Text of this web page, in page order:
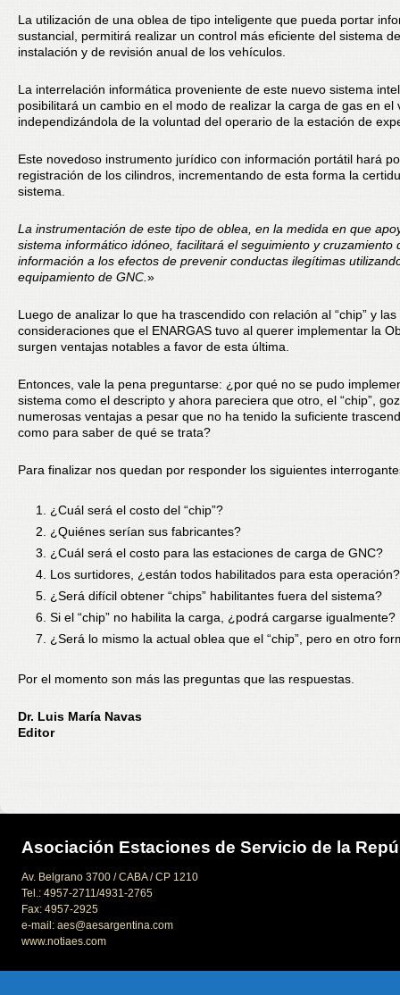
La utilización de una oblea de tipo inteligente que pueda portar
sustancial, permitirá realizar un control más eficiente del sistema de
instalación y de revisión anual de los vehículos.
La interrelación informática proveniente de este nuevo sistema
posibilitará un cambio en el modo de realizar la carga de gas en el
independizándola de la voluntad del operario de la estación de
Este novedoso instrumento jurídico con información portátil hará
registración de los cilindros, incrementando de esta forma la
sistema.
La instrumentación de este tipo de oblea, en la medida en que
sistema informático idóneo, facilitará el seguimiento y cruzamiento
información a los efectos de prevenir conductas ilegítimas
equipamiento de GNC. »
Luego de analizar lo que ha trascendido con relación al “chip” y las
consideraciones que el ENARGAS tuvo al querer implementar la
surgen ventajas notables a favor de esta última.
Entonces, vale la pena preguntarse: ¿por qué no se pudo
sistema como el descripto y ahora pareciera que otro, el “chip”,
numerosas ventajas a pesar que no ha tenido la suficiente
como para saber de qué se trata?
Para finalizar nos quedan por responder los siguientes
¿Cuál será el costo del “chip”?
¿Quiénes serían sus fabricantes?
¿Cuál será el costo para las estaciones de carga de GNC?
Los surtidores, ¿están todos habilitados para esta operación?
¿Será difícil obtener “chips” habilitantes fuera del sistema?
Si el “chip” no habilita la carga, ¿podrá cargarse igualmente?
¿Será lo mismo la actual oblea que el “chip”, pero en otro
Por el momento son más las preguntas que las respuestas.
Dr. Luis María Navas
Editor
Asociación Estaciones de Servicio de la
Av. Belgrano 3700 / CABA / CP 1210
Tel.: 4957-2711/4931-2765
Fax: 4957-2925
e-mail: aes@aesargentina.com
www.notiaes.com